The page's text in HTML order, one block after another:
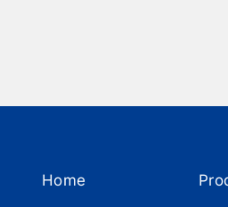
Home